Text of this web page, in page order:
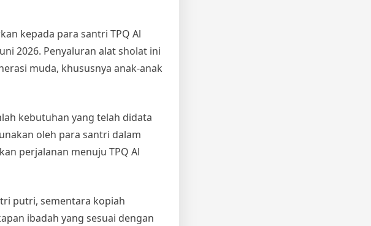
kepada para santri TPQ Al
2026. Penyaluran alat sholat ini
muda, khususnya anak-anak
kebutuhan yang telah didata
oleh para santri dalam
perjalanan menuju TPQ Al
putri, sementara kopiah
ibadah yang sesuai dengan